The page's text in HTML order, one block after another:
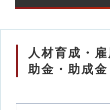
人材育成・
助金・助成